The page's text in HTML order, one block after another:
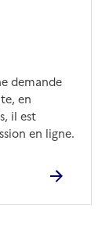
demande
en
il est
en ligne.